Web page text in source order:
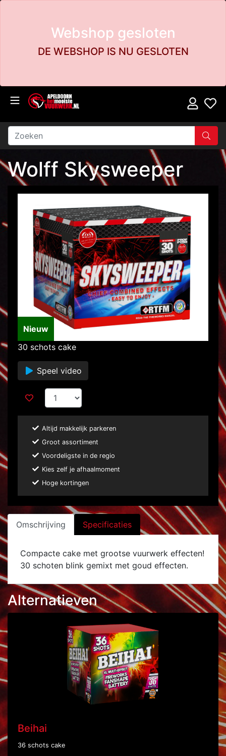
Webshop gesloten
DE WEBSHOP IS NU GESLOTEN
Wolff Skysweeper
Nieuw
30 schots cake
Speel video
Altijd makkelijk parkeren
Groot assortiment
Voordeligste in de regio
Kies zelf je afhaalmoment
Hoge kortingen
Omschrijving Specificaties
Compacte cake met grootse vuurwerk effecten!
30 schoten blink gemixt met goud effecten.
Alternatieven
Beihai
36 schots cake